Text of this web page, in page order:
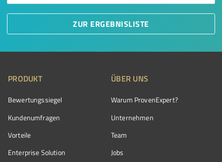
ZUR ERGEBNISLISTE
PRODUKT
Bewertungssiegel
Kundenumfragen
Vorteile
Enterprise Solution
ÜBER UNS
Warum ProvenExpert?
Unternehmen
Team
Jobs